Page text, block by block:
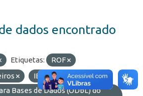
dados encontrado
Etiquetas:
ROF
IED
Licenças:
Bases de Dados (ODbL) do